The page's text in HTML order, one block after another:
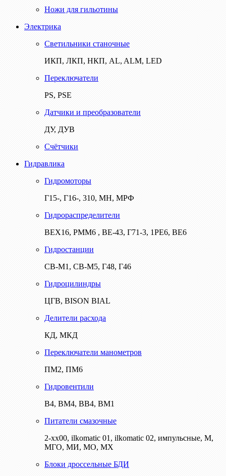
Ножи для гильотины
Электрика
Светильники станочные
ИКП, ЛКП, НКП, AL, ALM, LED
Переключатели
PS, PSE
Датчики и преобразователи
ДУ, ДУВ
Счётчики
Гидравлика
Гидромоторы
Г15-, Г16-, 310, МН, МРФ
Гидрораспределители
ВЕХ16, РММ6 , ВЕ-43, Г71-3, 1РЕ6, ВЕ6
Гидростанции
СВ-М1, СВ-М5, Г48, Г46
Гидроцилиндры
ЦГВ, BISON BIAL
Делители расхода
КД, МКД
Переключатели манометров
ПМ2, ПМ6
Гидровентили
В4, ВМ4, ВВ4, ВМ1
Питатели смазочные
2-хх00, ilkomatic 01, ilkomatic 02, импульсные, М,
МГО, МИ, МО, МХ
Блоки дроссельные БДИ